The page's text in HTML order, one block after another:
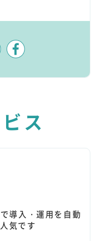
ス
導入・運用を自動
気です